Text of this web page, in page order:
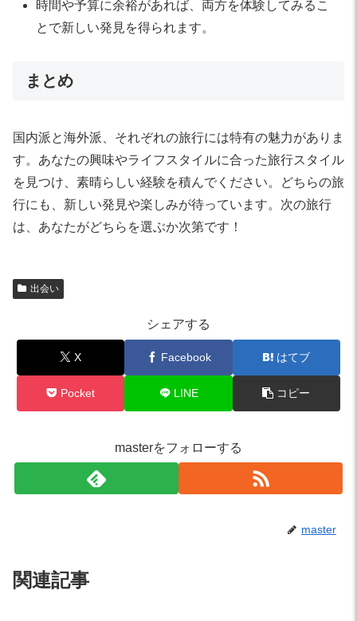
時間や予算に余裕があれば、両方を体験してみるこ
とで新しい発見を得られます。
まとめ
国内派と海外派、それぞれの旅行には特有の魅力がありま
す。あなたの興味やライフスタイルに合った旅行スタイル
を見つけ、素晴らしい経験を積んでください。どちらの旅
行にも、新しい発見や楽しみが待っています。次の旅行
は、あなたがどちらを選ぶか次第です！
出会い
シェアする
X Facebook はてブ
Pocket LINE コピー
masterをフォローする
master
関連記事